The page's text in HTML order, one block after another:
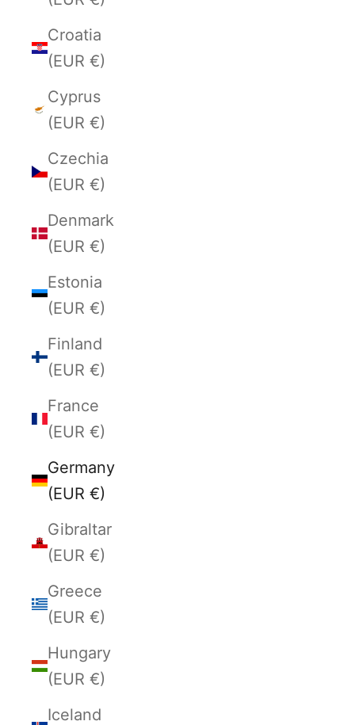
Croatia
(EUR €)
Cyprus
(EUR €)
Czechia
(EUR €)
Denmark
(EUR €)
Estonia
(EUR €)
Finland
(EUR €)
France
(EUR €)
Germany
(EUR €)
Gibraltar
(EUR €)
Greece
(EUR €)
Hungary
(EUR €)
Iceland